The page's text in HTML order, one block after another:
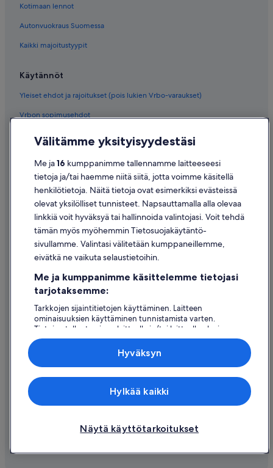
Kotimaan lennot
Autonvuokraus Suomessa
Kaikki majoitustyypit
Käytännöt
Yleiset ehdot ja rajoitukset (pois lukien Vrbo-varaukset)
Vrbon sopimusehdot
Evästeet
Käyttöehdot
Oikeudelliset tiedot / ota meihin yhteyttä
Sisältövaatimukset ja ilmoituksen tekeminen sisällöstä
Tuki
Ota yhteyttä
Hyvityksen hakeminen ja aikarajat
Varaa lento lentoyhtiön hyvityskupongeilla
Kansainväliset matka-asiakirjat
© 2026 Expedia, Inc., Expedia Groupin yritys. Kaikki oikeudet
pidätetään. Expedia ja Expedia-logo ovat Expedia, Inc.:n tavaramerkkejä
Välitämme yksityisyydestäsi
Me ja16 kumppanimme tallennamme laitteeseesi
tietoja ja/tai haemme niitä siitä, jotta voimme käsitellä
henkilötietoja. Näitä tietoja ovat esimerkiksi evästeissä
olevat yksilölliset tunnisteet. Napsauttamalla alla olevaa
linkkiä voit hyväksyä tai hallinnoida valintojasi. Voit tehdä
tämän myös myöhemmin Tietosuojakäytäntö-
sivullamme. Valintasi välitetään kumppaneillemme,
eivätkä ne vaikuta selaustietoihin.
Me ja kumppanimme käsittelemme tietojasi
tarjotaksemme:
Tarkkojen sijaintitietojen käyttäminen. Laitteen
ominaisuuksien käyttäminen tunnistamista varten.
Tietojen tallentaminen laitteelle ja/tai laitteella olevien
tietojen käyttö. Kohdennettu mainonta ja personoitu
sisältö, mainonnan ja sisällön mittaus, yleisötutkimus ja
Näytä käyttötarkoitukset
Hylkää kaikki
Hyväksyn